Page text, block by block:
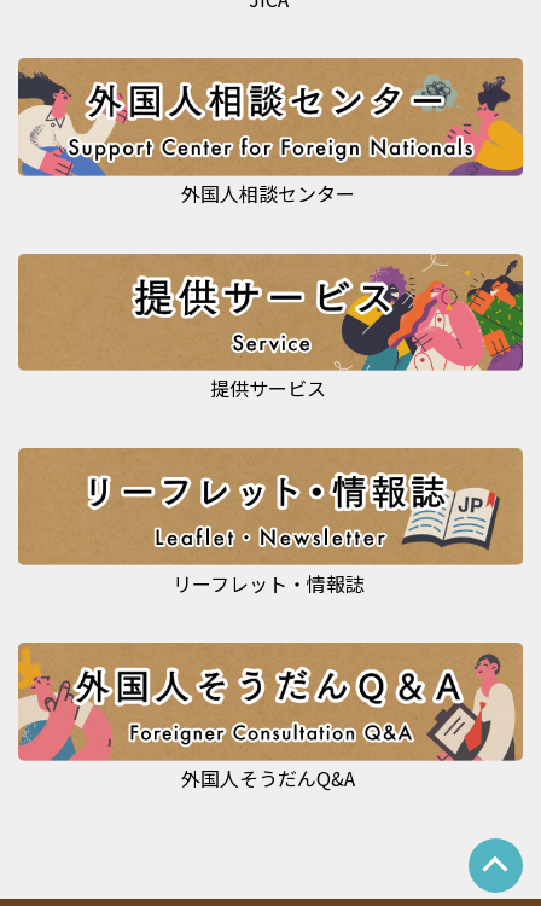
外国人相談センター
提供サービス
リーフレット・情報誌
外国人そうだんQ&A